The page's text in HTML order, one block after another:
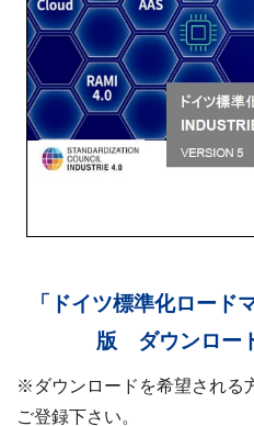
「ドイツ標準化ロー
版 ダウンロー
※ダウンロードを希望される
ご登録下さい。